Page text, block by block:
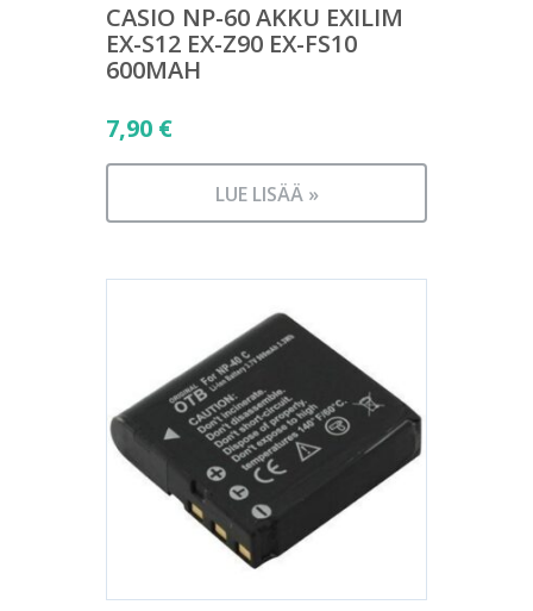
CASIO NP-60 AKKU EXILIM
EX-S12 EX-Z90 EX-FS10
600MAH
7,90 €
LUE LISÄÄ »